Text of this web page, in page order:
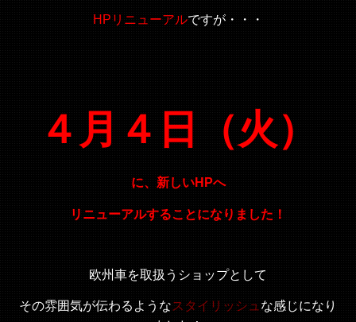
HPリニューアルですが・・・
４月４日（火）
に、新しいHPへ
リニューアルすることになりました！
欧州車を取扱うショップとして
その雰囲気が伝わるようなスタイリッシュ な感じになり